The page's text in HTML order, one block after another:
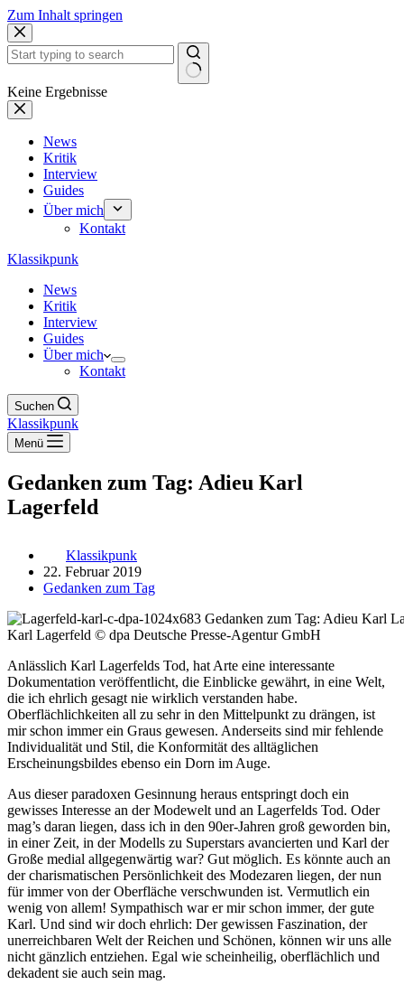
Zum Inhalt springen
Keine Ergebnisse
News
Kritik
Interview
Guides
Über mich
Kontakt
Klassikpunk
News
Kritik
Interview
Guides
Über mich
Kontakt
Suchen
Klassikpunk
Menü
Gedanken zum Tag: Adieu Karl
Lagerfeld
Klassikpunk
22. Februar 2019
Gedanken zum Tag
Karl Lagerfeld © dpa Deutsche Presse-Agentur GmbH
Anlässlich Karl Lagerfelds Tod, hat Arte eine interessante
Dokumentation veröffentlicht, die Einblicke gewährt, in eine Welt,
die ich ehrlich gesagt nie wirklich verstanden habe.
Oberflächlichkeiten all zu sehr in den Mittelpunkt zu drängen, ist
mir schon immer ein Graus gewesen. Anderseits sind mir fehlende
Individualität und Stil, die Konformität des alltäglichen
Erscheinungsbildes ebenso ein Dorn im Auge.
Aus dieser paradoxen Gesinnung heraus entspringt doch ein
gewisses Interesse an der Modewelt und an Lagerfelds Tod. Oder
mag’s daran liegen, dass ich in den 90er-Jahren groß geworden bin,
in einer Zeit, in der Modells zu Superstars avancierten und Karl der
Große medial allgegenwärtig war? Gut möglich. Es könnte auch an
der charismatischen Persönlichkeit des Modezaren liegen, der nun
für immer von der Oberfläche verschwunden ist. Vermutlich ein
wenig von allem! Sympathisch war er mir schon immer, der gute
Karl. Und sind wir doch ehrlich: Der gewissen Faszination, der
unerreichbaren Welt der Reichen und Schönen, können wir uns alle
nicht gänzlich entziehen. Egal wie scheinheilig, oberflächlich und
dekadent sie auch sein mag.